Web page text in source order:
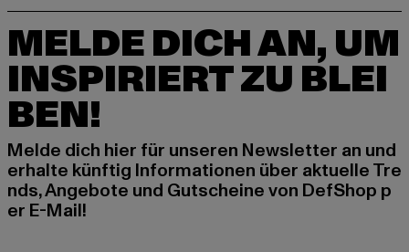
MELDE DICH AN, UM
INSPIRIERT ZU BLEI
BEN!
Melde dich hier für unseren Newsletter an und
erhalte künftig Informationen über aktuelle Tre
nds, Angebote und Gutscheine von DefShop p
er E-Mail!